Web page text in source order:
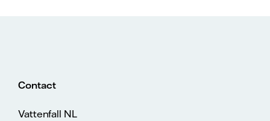
Contact
Vattenfall NL